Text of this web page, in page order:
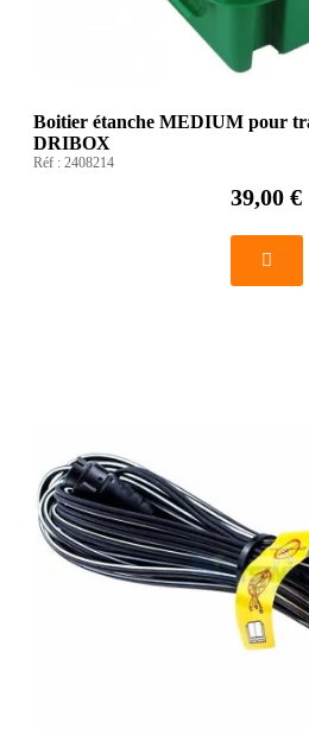
Boitier étanche MEDIUM pour
DRIBOX
Réf : 2408214
39,00 €